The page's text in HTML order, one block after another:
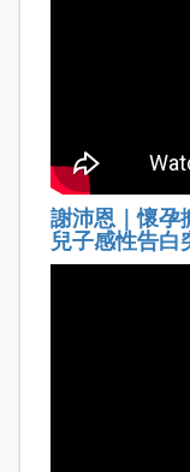
謝沛恩｜懷孕
兒子感性告白